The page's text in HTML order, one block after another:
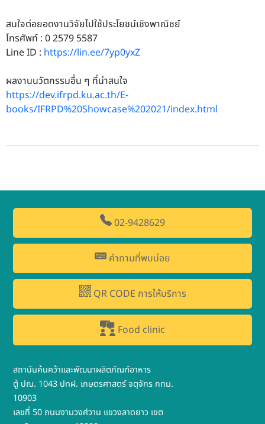
สนใจต่อยอดงานวิจัยไปใช้ประโยชน์เชิงพาณิชย์
โทรศัพท์ : 0 2579 5587
Line ID : https://lin.ee/7yp0yxZ
ผลงานนวัตกรรมอื่น ๆ ที่น่าสนใจ
https://dev.ifrpd.ku.ac.th/E-
books/IFRPD%20Showcase%202021/index.html
02-9428629
คำถามที่พบบ่อย
QR CODE การให้บริการ
Food clinic
สถาบันค้นคว้าและพัฒนาผลิตภัณฑ์อาหาร
ตู้ ปณ. 1043 ปทฝ. เกษตรศาสตร์ จตุจักร กทม.
10903
เลขที่ 50 ถนนงามวงศ์วาน แขวงลาดยาว เขต